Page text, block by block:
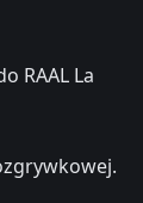
RAAL La